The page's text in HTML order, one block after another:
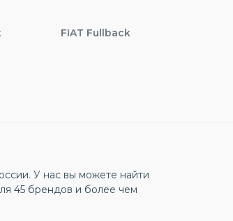
FIAT Fullback
У нас вы можете найти
45 брендов и более чем